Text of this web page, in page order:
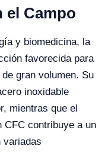
el Campo
y biomedicina, la
favorecida para
gran volumen. Su
inoxidable
mientras que el
CFC contribuye a un
variadas